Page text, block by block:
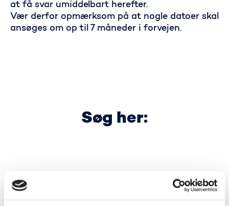
at få svar umiddelbart herefter.
Vær derfor opmærksom på at nogle datoer skal
ansøges om op til 7 måneder i forvejen.
Søg her:
Kontaktperson